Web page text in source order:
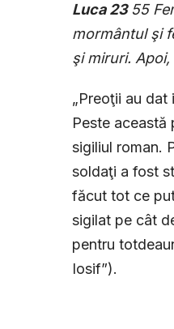
Luca 23 55
mormântul şi
şi miruri.
„Preoţii au
Peste această
sigiliul roman.
soldaţi a fost
făcut tot ce
sigilat pe cât
pentru
Iosif”).